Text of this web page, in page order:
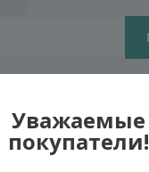
Уважаемые
покупатели!